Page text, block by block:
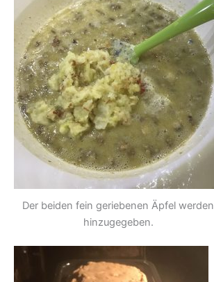
Der beiden fein geriebenen Äpfel werden
hinzugegeben.